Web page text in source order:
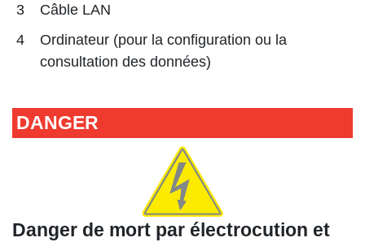
3
Câble LAN
4
Ordinateur (pour la configuration ou la
consultation des données)
DANGER
Danger de mort par électrocution et